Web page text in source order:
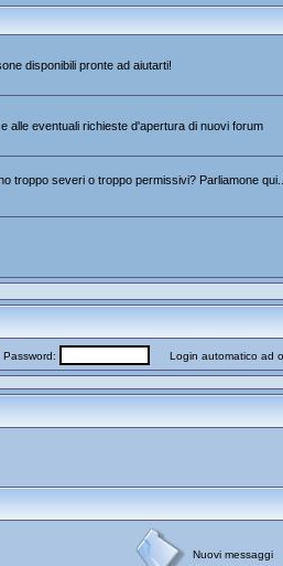
disponibili pronte ad aiutarti!
alle eventuali richieste d'apertura di nuovi forum
troppo severi o troppo permissivi? Parliamone
Login automatico ad
Nuovi messaggi